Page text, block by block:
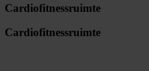
Cardiofitnessruimte
Cardiofitnessruimte